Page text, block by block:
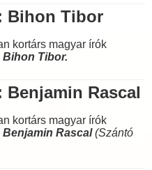
Bihon Tibor
kortárs magyar írók
Bihon Tibor.
Benjamin Rascal
kortárs magyar írók
Benjamin Rascal(Szántó